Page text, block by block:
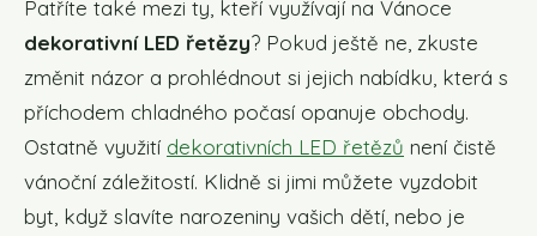
Patříte také mezi ty, kteří využívají na Vánoce
dekorativní LED řetězy? Pokud ještě ne, zkuste
změnit názor a prohlédnout si jejich nabídku, která s
příchodem chladného počasí opanuje obchody.
Ostatně využití dekorativních LED řetězů není čistě
vánoční záležitostí. Klidně si jimi můžete vyzdobit
byt, když slavíte narozeniny vašich dětí, nebo je